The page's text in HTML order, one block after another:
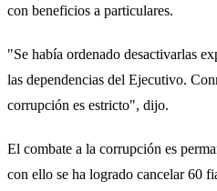
con beneficios a particulares.
"Se había ordenado desactivarlas
las dependencias del Ejecutivo.
corrupción es estricto", dijo.
El combate a la corrupción es
con ello se ha logrado cancelar 60